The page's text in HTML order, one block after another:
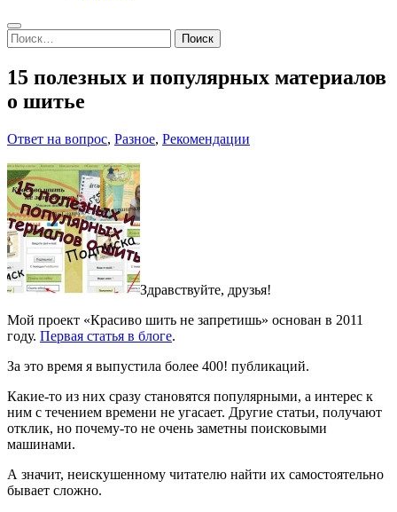
Search
Найти:
15 полезных и популярных материалов
о шитье
Ответ на вопрос, Разное, Рекомендации
Здравствуйте, друзья!
Мой проект «Красиво шить не запретишь» основан в 2011
году. Первая статья в блоге.
За это время я выпустила более 400! публикаций.
Какие-то из них сразу становятся популярными, а интерес к
ним с течением времени не угасает. Другие статьи, получают
отклик, но почему-то не очень заметны поисковыми
машинами.
А значит, неискушенному читателю найти их самостоятельно
бывает сложно.